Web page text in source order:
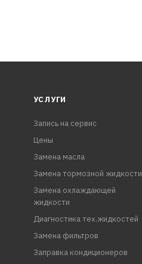
УСЛУГИ
Запись на сервис
Цены
Замена масла
Замена тормозной жидкости
Замена охлаждающей
жидкости
Диагностика тех.жидкостей
Замена фильтров
Заправка кондиционеров